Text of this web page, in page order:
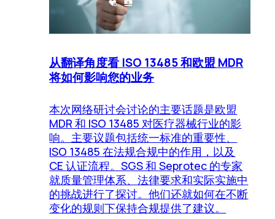
从翻译角度看 ISO 13485 和欧盟 MDR
将如何影响您的业务
本次网络研讨会讨论的主要话题是欧盟
MDR 和 ISO 13485 对医疗器械行业的影
响。主要议题包括统一标准的重要性、
ISO 13485 在法规合规中的作用，以及
CE 认证流程。SGS 和 Seprotec 的专家
就质量管理体系、法律要求和实际实施中
的挑战进行了探讨。他们还就如何在不断
变化的规则下保持合规提供了建议。